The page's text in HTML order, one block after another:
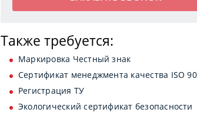
Также требуется:
Маркировка Честный знак
Сертификат менеджмента качества ISO
Регистрация ТУ
Экологический сертификат безопасности